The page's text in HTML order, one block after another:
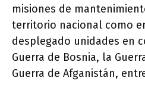
misiones de
territorio nacional como
desplegado unidades en
Guerra de Bosnia, la
Guerra de Afganistán,